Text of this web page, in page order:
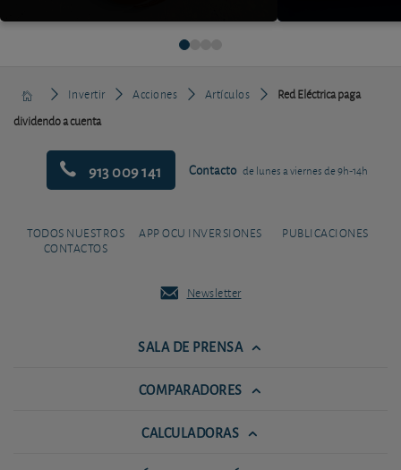
Invertir Acciones Artículos
Red Eléctrica paga
dividendo a cuenta
913 009 141 Contacto de lunes a viernes de 9h-14h
TODOS NUESTROS
CONTACTOS
APP OCU INVERSIONES PUBLICACIONES
Newsletter
SALA DE PRENSA
COMPARADORES
CALCULADORAS